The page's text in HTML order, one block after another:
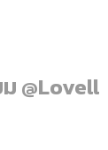
@Lovell